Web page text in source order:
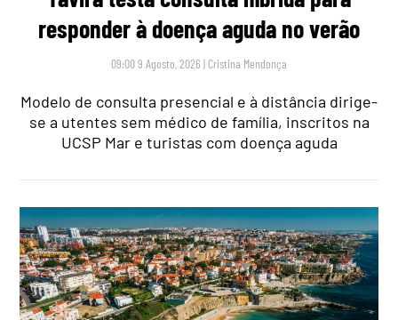
responder à doença aguda no verão
09:00 9 Agosto, 2026 | Cristina Mendonça
Modelo de consulta presencial e à distância dirige-
se a utentes sem médico de família, inscritos na
UCSP Mar e turistas com doença aguda